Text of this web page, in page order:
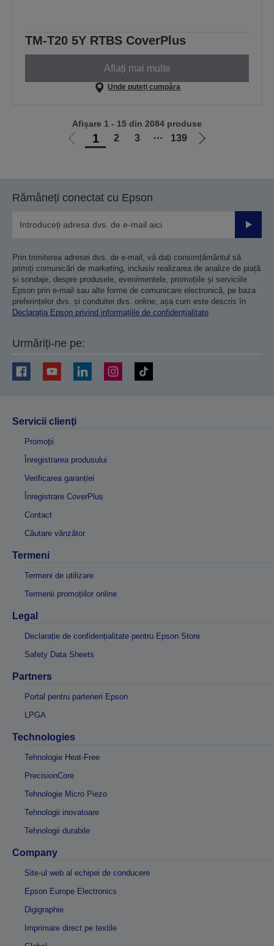
TM-T20 5Y RTBS CoverPlus
Aflați mai multe
Unde puteți cumpăra
Mergi
1 2 3 ⋯ 139
Mergi
Afișare 1 - 15 din 2084 produse
Rămâneți conectat cu Epson
Prin trimiterea adresei dvs. de e-mail, vă dați consimțământul să
primiți comunicări de marketing, inclusiv realizarea de analize de piață
și sondaje, despre produsele, evenimentele, promoțiile și serviciile
Epson prin e-mail sau alte forme de comunicare electronică, pe baza
preferințelor dvs. și conduitei dvs. online, așa cum este descris în
Declarația Epson privind informațiile de confidențialitate
Urmăriți-ne pe:
Servicii clienţi
Promoţii
Înregistrarea produsului
Verificarea garanției
Înregistrare CoverPlus
Contact
Căutare vânzător
Termeni
Termeni de utilizare
Termenii promoțiilor online
Legal
Declarație de confidențialitate pentru Epson Store
Safety Data Sheets
Partners
Portal pentru parteneri Epson
LPGA
Technologies
Tehnologie Heat-Free
PrecisionCore
Tehnologie Micro Piezo
Tehnologii inovatoare
Tehnologii durabile
Company
Site-ul web al echipei de conducere
Epson Europe Electronics
Digigraphie
Imprimare direct pe textile